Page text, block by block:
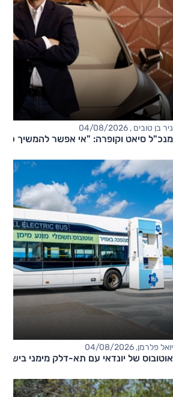
ניר בן טובים , 04/08/2026
מנכ"ל סיאט וקופרה: "אי אפשר להמשיך כך"
יואל פלרמן, 04/08/2026
אוטובוס של יונדאי עם תא-דלק מימני בישראל